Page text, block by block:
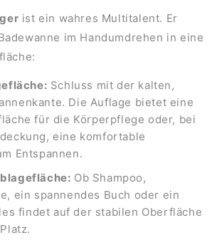
ist ein wahres Multitalent. Er
im Handumdrehen in eine
Schluss mit der kalten,
Die Auflage bietet eine
für die Körperpflege oder, bei
eine komfortable
Entspannen.
Ob Shampoo,
ein spannendes Buch oder ein
findet auf der stabilen Oberfläche